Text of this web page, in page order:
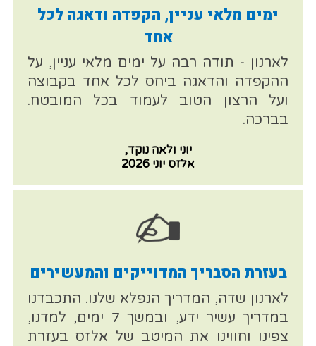
ימים מלאי עניין, הקפדה ודאגה לכל
אחד
לארנון - תודה רבה על ימים מלאי עניין, על
ההקפדה והדאגה ביחס לכל אחד בקבוצה
ועל הרצון הטוב לעמוד בכל המובטח.
בברכה.
יוני ולאה נוקד,
אלזס יוני 2026
בעזרת הסבריך המדוייקים והמעשירים
לארנון שדה, המדריך הנפלא שלנו. התכבדנו
במדריך עשיר ידע, ובמשך 7 ימים, למדנו,
צפינו וחווינו את המיטב של אלזס בעזרת